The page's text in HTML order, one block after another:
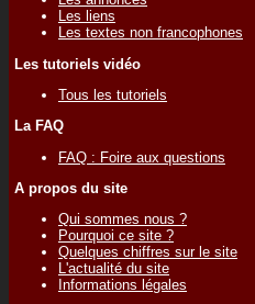
Les liens
Les textes non francophones
Les tutoriels vidéo
Tous les tutoriels
La FAQ
FAQ : Foire aux questions
A propos du site
Qui sommes nous ?
Pourquoi ce site ?
Quelques chiffres sur le site
L'actualité du site
Informations légales